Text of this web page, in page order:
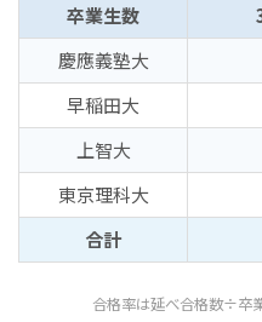
卒業生数
慶應義塾大
早稲田大
上智大
東京理科大
合計
合格率は延べ合格数÷卒